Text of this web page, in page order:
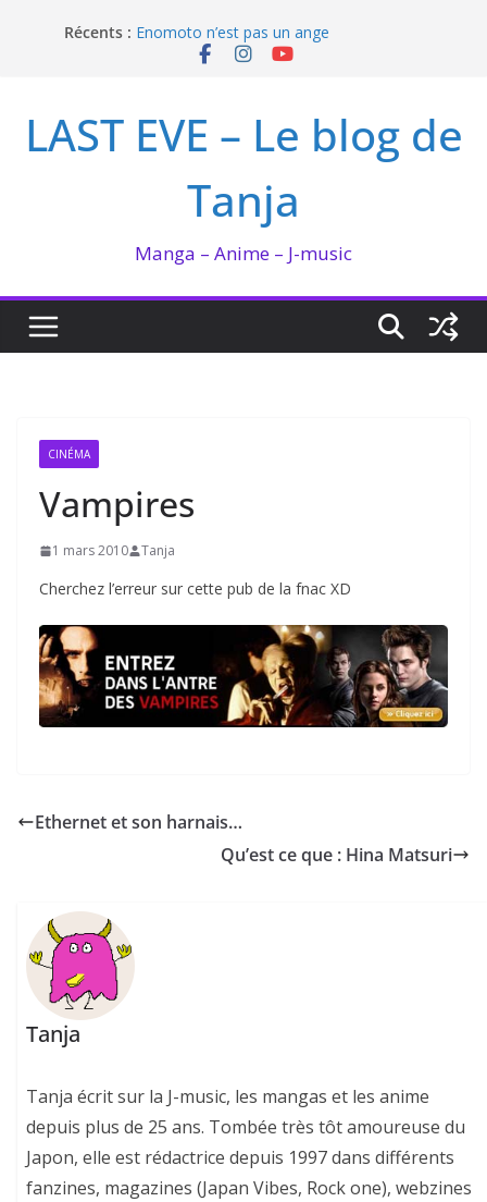
Récents : Enomoto n’est pas un ange
QUEEN BEE enflamme le Bataclan
I’m not in love de Zeniko Sumiya
LAST EVE – Le blog de
Tanja
Manga – Anime – J-music
CINÉMA
Vampires
1 mars 2010 Tanja
Cherchez l’erreur sur cette pub de la fnac XD
Ethernet et son harnais…
Qu’est ce que : Hina Matsuri
Tanja
Tanja écrit sur la J-music, les mangas et les anime
depuis plus de 25 ans. Tombée très tôt amoureuse du
Japon, elle est rédactrice depuis 1997 dans différents
fanzines, magazines (Japan Vibes, Rock one), webzines